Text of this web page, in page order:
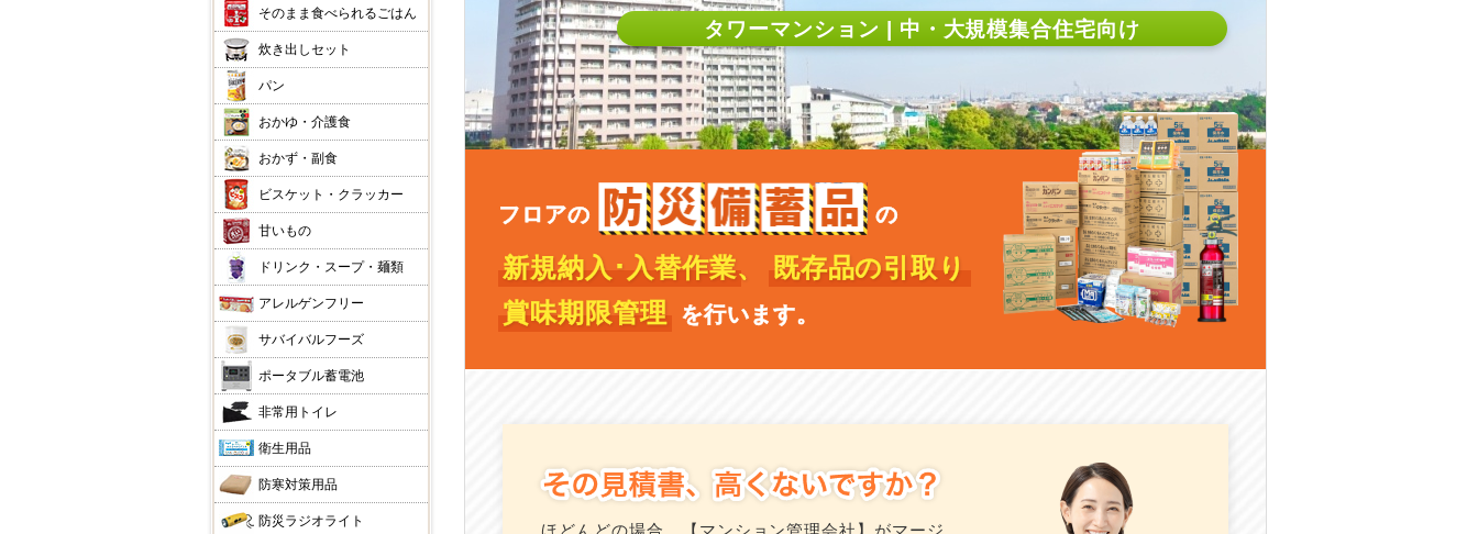
タワーマンション | 中・大規模集合住宅向け
フロアの の
新規納入･入替作業、
既存品の引取り
賞味期限管理
を行います。
ほどんどの場合、【マンション管理会社】がマージ
そのまま食べられるごはん
炊き出しセット
パン
おかゆ・介護食
おかず・副食
ビスケット・クラッカー
甘いもの
ドリンク・スープ・麺類
アレルゲンフリー
サバイバルフーズ
ポータブル蓄電池
非常用トイレ
衛生用品
防寒対策用品
防災ラジオライト